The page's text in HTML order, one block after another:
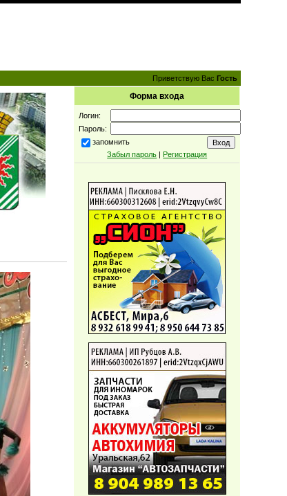
Приветствую Вас Гость
Форма входа
Логин:
Пароль:
запомнить
Забыл пароль | Регистрация